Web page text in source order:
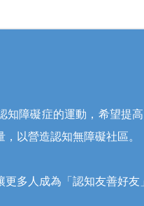
知障礙症的運動，希望提
以營造認知無障礙社區。
多人成為「認知友善好友